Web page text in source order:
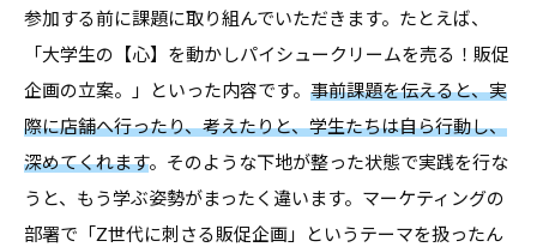
参加する前に課題に取り組んでいただきます。たとえば、
「大学生の【心】を動かしパイシュークリームを売る！販促
企画の立案。」といった内容です。 事前課題を伝えると、実
際に店舗へ行ったり、考えたりと、学生たちは自ら行動し、
深めてくれます。そのような下地が整った状態で実践を行な
うと、もう学ぶ姿勢がまったく違います。マーケティングの
部署で「Z世代に刺さる販促企画」というテーマを扱ったん